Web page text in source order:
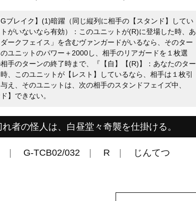
Gブレイク】(1)暗躍（同じ縦列に相手の【スタンド】してい
がいないなら有効）：このユニットが(R)に登場した時、あ
ークフェイス」を含むヴァンガードがいるなら、そのター
ユニットのパワー＋2000し、相手のリアガードを１枚選
手のターンの終了時まで、『【自】【(R)】：あなたのター
、このユニットが【レスト】しているなら、相手は１枚引
え、そのユニットは、次の相手のスタンドフェイズ中、
】できない。
れ者の怪人は、白昼堂々奇襲を仕掛ける。
G-TCB02/032 R じんてつ